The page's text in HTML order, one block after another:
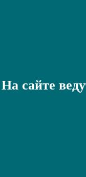
На сайте